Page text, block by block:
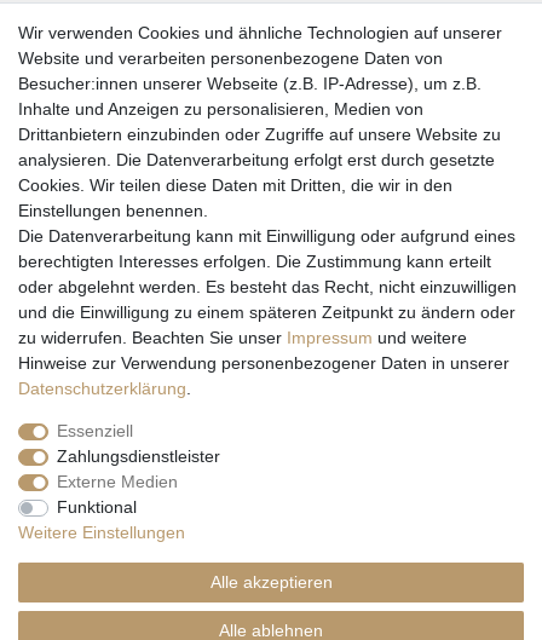
Wir versenden mit
* Alle Preise inkl. gesetzl. Mehrwertsteuer zzgl. Versandkosten und ggf.
Nachnahmegebühren, wenn nicht anders beschrieben
Länder
hier
© Copyright 2026 Natur & Trendshop. Alle Rechte vorbehalten.
Wir verwenden Cookies und ähnliche Technologien auf unserer
Website und verarbeiten personenbezogene Daten von
Besucher:innen unserer Webseite (z.B. IP-Adresse), um z.B.
Inhalte und Anzeigen zu personalisieren, Medien von
Drittanbietern einzubinden oder Zugriffe auf unsere Website zu
analysieren. Die Datenverarbeitung erfolgt erst durch gesetzte
Cookies. Wir teilen diese Daten mit Dritten, die wir in den
Einstellungen benennen.
Die Datenverarbeitung kann mit Einwilligung oder aufgrund eines
berechtigten Interesses erfolgen. Die Zustimmung kann erteilt
oder abgelehnt werden. Es besteht das Recht, nicht einzuwilligen
und die Einwilligung zu einem späteren Zeitpunkt zu ändern oder
zu widerrufen. Beachten Sie unser Impressum und weitere
Hinweise zur Verwendung personenbezogener Daten in unserer
Daten­schutz­erklärung
Essenziell
Zahlungsdienstleister
Externe Medien
Funktional
Weitere Einstellungen
Alle akzeptieren
Alle ablehnen